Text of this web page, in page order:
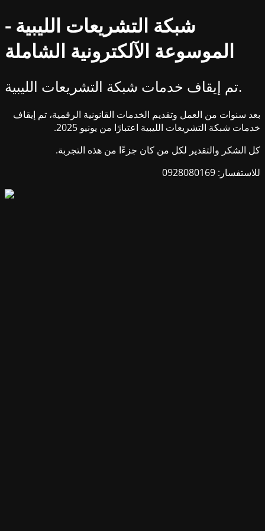
شبكة التشريعات الليبية -
الموسوعة الآلكترونية الشاملة
تم إيقاف خدمات شبكة التشريعات الليبية.
بعد سنوات من العمل وتقديم الخدمات القانونية الرقمية، تم إيقاف
خدمات شبكة التشريعات الليبية اعتبارًا من يونيو 2025.
كل الشكر والتقدير لكل من كان جزءًا من هذه التجربة.
للاستفسار: 0928080169